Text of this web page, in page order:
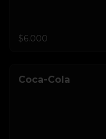
$6.000
Coca-Cola